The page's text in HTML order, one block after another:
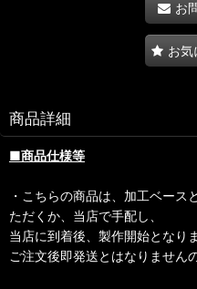
お
お気
商品詳細
■商品仕様等
・こちらの商品は、加工ベー
ただくか、当店で手配し、
当店に到着後、製作開始となり
ご注文後即発送とはなりません